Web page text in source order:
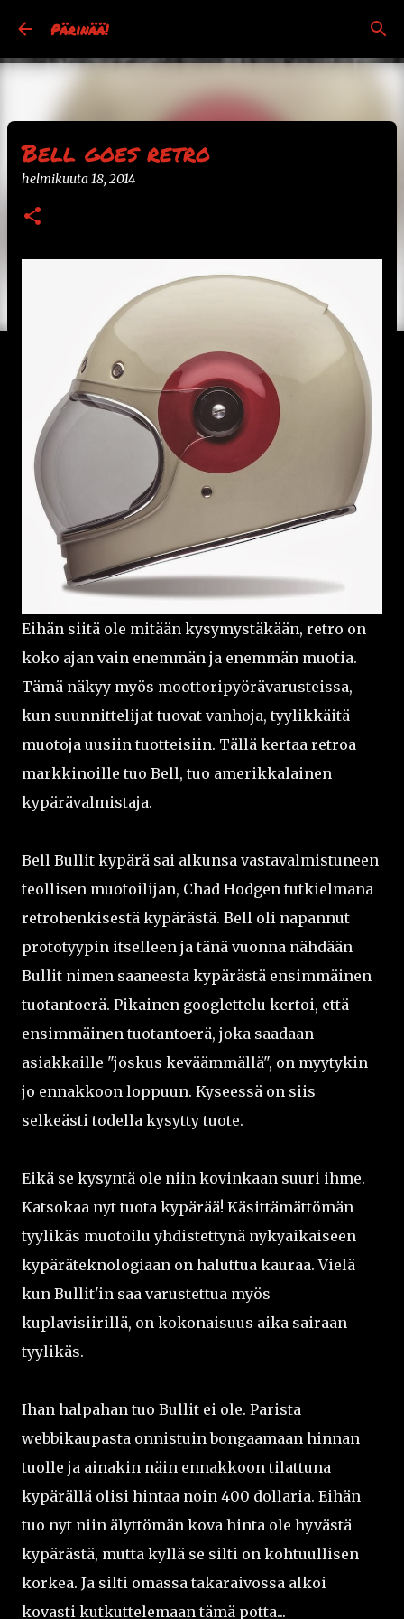
Pärinää!
Bell goes retro
helmikuuta 18, 2014
Eihän siitä ole mitään kysymystäkään, retro on
koko ajan vain enemmän ja enemmän muotia.
Tämä näkyy myös moottoripyörävarusteissa,
kun suunnittelijat tuovat vanhoja, tyylikkäitä
muotoja uusiin tuotteisiin. Tällä kertaa retroa
markkinoille tuo Bell, tuo amerikkalainen
kypärävalmistaja.
Bell Bullit kypärä sai alkunsa vastavalmistuneen
teollisen muotoilijan, Chad Hodgen tutkielmana
retrohenkisestä kypärästä. Bell oli napannut
prototyypin itselleen ja tänä vuonna nähdään
Bullit nimen saaneesta kypärästä ensimmäinen
tuotantoerä. Pikainen googlettelu kertoi, että
ensimmäinen tuotantoerä, joka saadaan
asiakkaille "joskus keväämmällä", on myytykin
jo ennakkoon loppuun. Kyseessä on siis
selkeästi todella kysytty tuote.
Eikä se kysyntä ole niin kovinkaan suuri ihme.
Katsokaa nyt tuota kypärää! Käsittämättömän
tyylikäs muotoilu yhdistettynä nykyaikaiseen
kypäräteknologiaan on haluttua kauraa. Vielä
kun Bullit'in saa varustettua myös
kuplavisiirillä, on kokonaisuus aika sairaan
tyylikäs.
Ihan halpahan tuo Bullit ei ole. Parista
webbikaupasta onnistuin bongaamaan hinnan
tuolle ja ainakin näin ennakkoon tilattuna
kypärällä olisi hintaa noin 400 dollaria. Eihän
tuo nyt niin älyttömän kova hinta ole hyvästä
kypärästä, mutta kyllä se silti on kohtuullisen
korkea. Ja silti omassa takaraivossa alkoi
kovasti kutkuttelemaan tämä potta...